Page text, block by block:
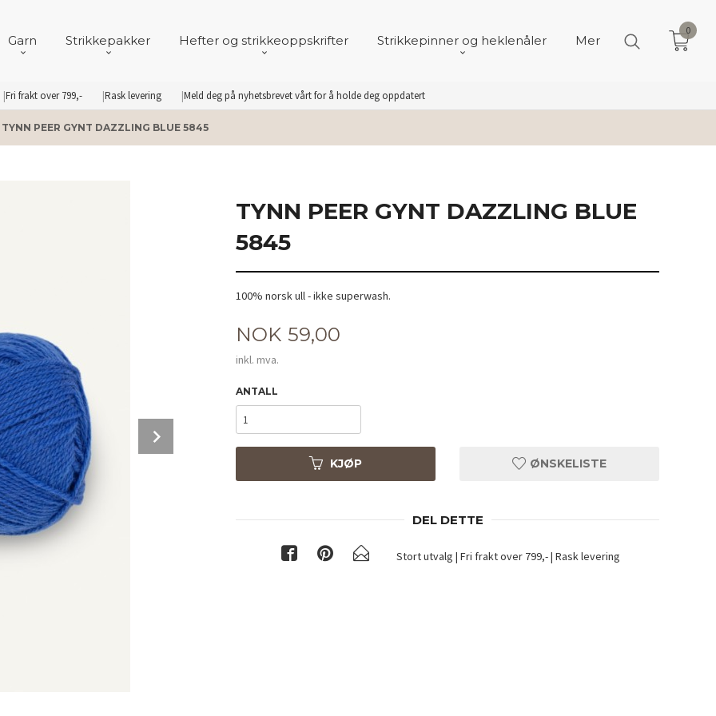
Fri frakt over 799,- Rask levering Meld deg på nyhetsbrevet vårt for å holde deg oppdatert
Garn Strikkepakker Hefter og strikkeoppskrifter Strikkepinner og heklenåler Mer
0
TYNN PEER GYNT DAZZLING BLUE 5845
TYNN PEER GYNT DAZZLING BLUE
5845
100% norsk ull - ikke superwash.
Pris
NOK 59,00
inkl. mva.
ANTALL
KJØP ØNSKELISTE
DEL DETTE
Stort utvalg | Fri frakt over 799,- | Rask levering